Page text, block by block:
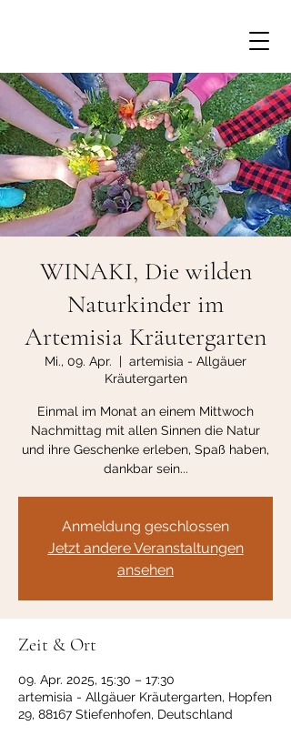
WINAKI, Die wilden
Naturkinder im
Artemisia Kräutergarten
Mi., 09. Apr.
  |
artemisia - Allgäuer
Kräutergarten
Einmal im Monat an einem Mittwoch
Nachmittag mit allen Sinnen die Natur
und ihre Geschenke erleben, Spaß haben,
dankbar sein...
Anmeldung geschlossen
Jetzt andere Veranstaltungen
ansehen
Zeit & Ort
09. Apr. 2025, 15:30 – 17:30
artemisia - Allgäuer Kräutergarten, Hopfen
29, 88167 Stiefenhofen, Deutschland